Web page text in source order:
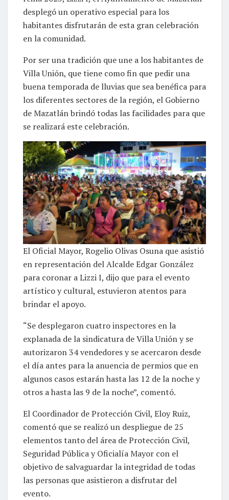
desplegó un operativo especial para los
habitantes disfrutarán de esta gran celebración
en la comunidad.
Por ser una tradición que une a los habitantes de
Villa Unión, que tiene como fin que pedir una
buena temporada de lluvias que sea benéfica para
los diferentes sectores de la región, el Gobierno
de Mazatlán brindó todas las facilidades para que
se realizará este celebración.
El Oficial Mayor, Rogelio Olivas Osuna que asistió
en representación del Alcalde Edgar González
para coronar a Lizzi I, dijo que para el evento
artístico y cultural, estuvieron atentos para
brindar el apoyo.
“Se desplegaron cuatro inspectores en la
explanada de la sindicatura de Villa Unión y se
autorizaron 34 vendedores y se acercaron desde
el día antes para la anuencia de permios que en
algunos casos estarán hasta las 12 de la noche y
otros a hasta las 9 de la noche”, comentó.
El Coordinador de Protección Civil, Eloy Ruiz,
comentó que se realizó un despliegue de 25
elementos tanto del área de Protección Civil,
Seguridad Pública y Oficialía Mayor con el
objetivo de salvaguardar la integridad de todas
las personas que asistieron a disfrutar del
evento.